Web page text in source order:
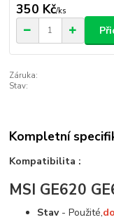
350 Kč/ks
Záruka:
Stav:
Kompletní
Kompatibilita :
MSI GE620
Stav - Použité,